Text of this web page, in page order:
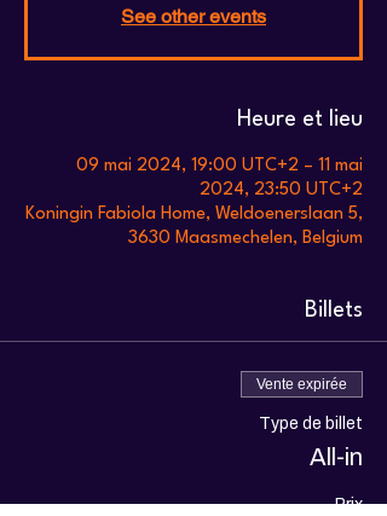
See other events
Heure et lieu
09 mai 2024, 19:00 UTC+2 – 11 mai
2024, 23:50 UTC+2
Koningin Fabiola Home, Weldoenerslaan 5,
3630 Maasmechelen, Belgium
Billets
Vente expirée
Type de billet
All-in
Prix